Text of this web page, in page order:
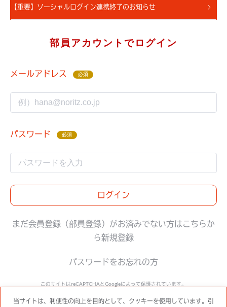
【重要】ソーシャルログイン連携終了のお知らせ
部員アカウントでログイン
メールアドレス 必須
パスワード 必須
ログイン
まだ会員登録（部員登録）がお済みでない方はこちらか
ら新規登録
パスワードをお忘れの方
このサイトはreCAPTCHAとGoogleによって保護されています。
Googleプライバシーポリシー と利用規約 に準拠します。
当サイトは、利便性の向上を目的として、クッキーを使用しています。引